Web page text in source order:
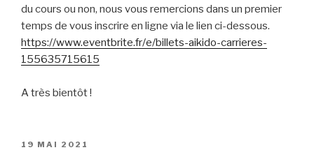
du cours ou non, nous vous remercions dans un premier
temps de vous inscrire en ligne via le lien ci-dessous.
https://www.eventbrite.fr/e/billets-aikido-carrieres-
155635715615
A très bientôt !
PUBLIÉ
19 MAI 2021